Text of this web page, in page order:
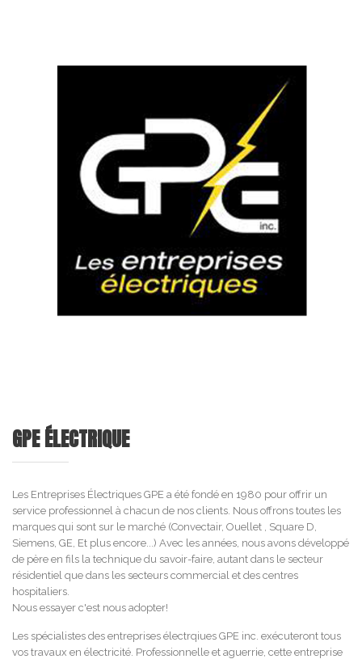
GPE ÉLECTRIQUE
Les Entreprises Électriques GPE a été fondé en 1980 pour offrir un
service professionnel à chacun de nos clients. Nous offrons toutes les
marques qui sont sur le marché (Convectair, Ouellet , Square D,
Siemens, GE, Et plus encore...) Avec les années, nous avons développé
de père en fils la technique du savoir-faire, autant dans le secteur
résidentiel que dans les secteurs commercial et des centres
hospitaliers.
Nous essayer c'est nous adopter!
Les spécialistes des entreprises électrqiues GPE inc. exécuteront tous
vos travaux en électricité. Professionnelle et aguerrie, cette entreprise